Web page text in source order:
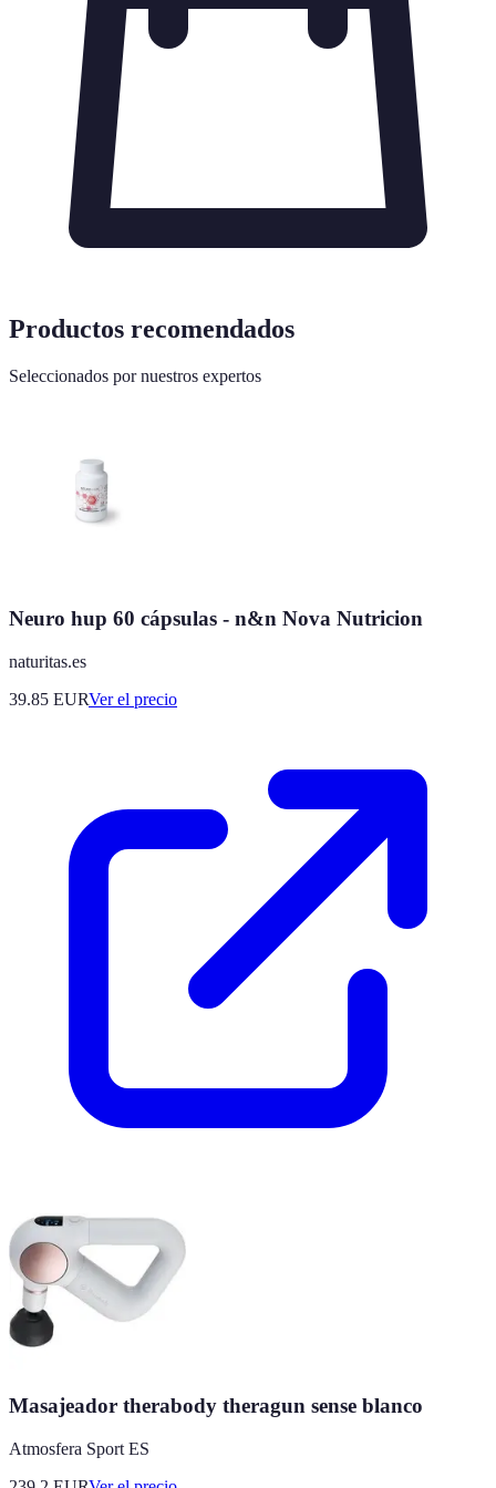
Productos recomendados
Seleccionados por nuestros expertos
Neuro hup 60 cápsulas - n&n Nova Nutricion
naturitas.es
39.85 EURVer el precio
Masajeador therabody theragun sense blanco
Atmosfera Sport ES